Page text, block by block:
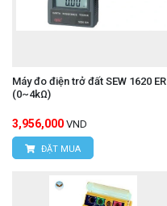
Máy đo điện trở đất SEW 1620 ER
(0~4kΩ)
3,956,000 VND
ĐẶT MUA